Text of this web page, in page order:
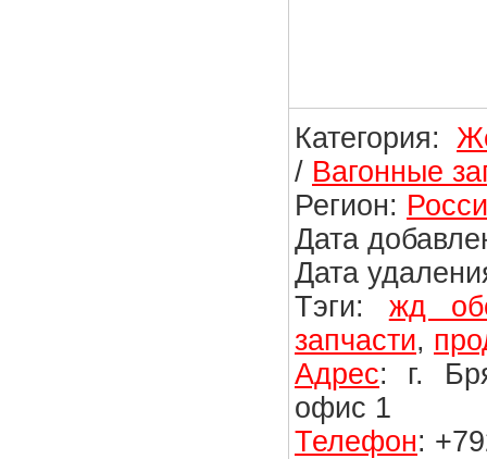
Категория:
/ Вагонные
Регион:
Дата
Дата
Тэги: жд
запчасти,
Адрес: г.
офис 1
Телефон: